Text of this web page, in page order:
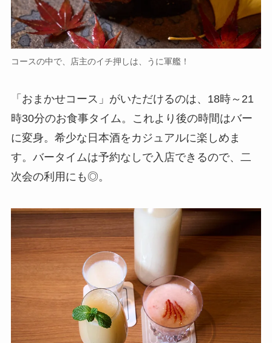
コースの中で、店主のイチ押しは、うに軍艦！
「おまかせコース」がいただけるのは、18時～21
時30分のお食事タイム。これより後の時間はバー
に変身。希少な日本酒をカジュアルに楽しめま
す。バータイムは予約なしで入店できるので、二
次会の利用にも◎。